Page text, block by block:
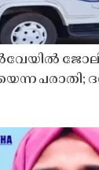
ജോലി
പരാതി;